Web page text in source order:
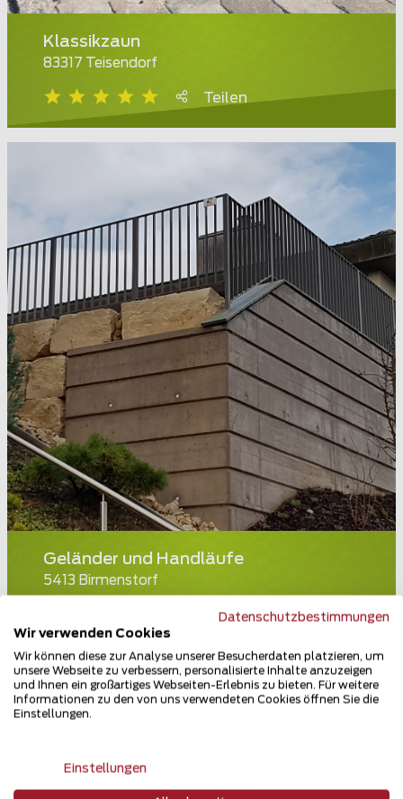
Klassikzaun
83317 Teisendorf
Teilen
Geländer und Handläufe
5413 Birmenstorf
Teilen
Datenschutzbestimmungen
Wir verwenden Cookies
Wir können diese zur Analyse unserer Besucherdaten platzieren, um
unsere Webseite zu verbessern, personalisierte Inhalte anzuzeigen
und Ihnen ein großartiges Webseiten-Erlebnis zu bieten. Für weitere
Informationen zu den von uns verwendeten Cookies öffnen Sie die
Einstellungen.
Einstellungen